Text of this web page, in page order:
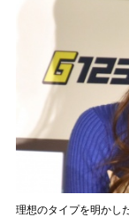
理想のタイプを明かし